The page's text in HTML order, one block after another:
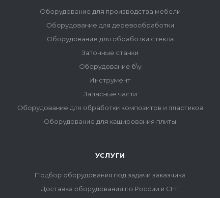
Оборудование для производства мебели
Оборудование для деревообработки
Оборудование для обработки стекла
Заточные станки
Оборудование б\у
Инструмент
Запасные части
Оборудование для обработки композитов и пластиков
Оборудование для каширования плиты
УСЛУГИ
Подбор оборудования под задачи заказчика
Доставка оборудования по России и СНГ